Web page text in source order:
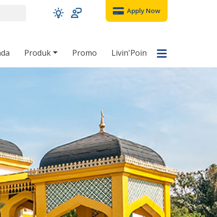
Apply Now
Produk Promo Livin'Poin